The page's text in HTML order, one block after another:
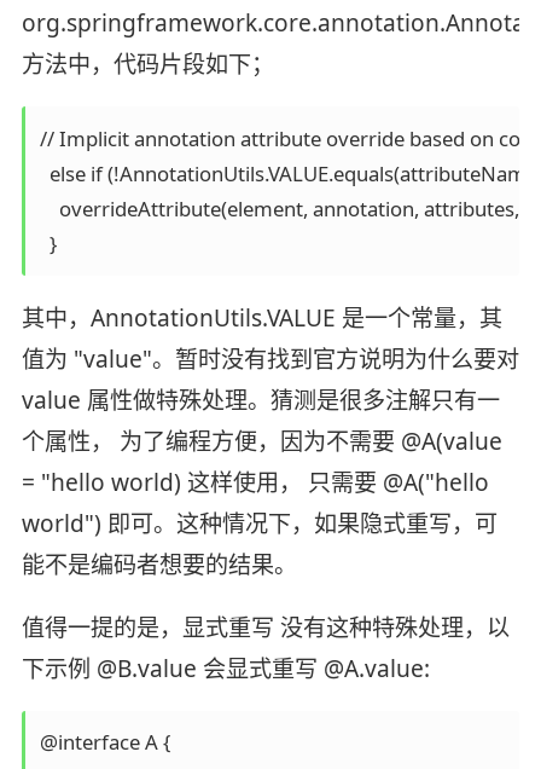
方法中，代码片段如下；
// Implicit annotation attribute override based on
else if
overrideAttribute(element, annotation,
  }
其中，AnnotationUtils.VALUE 是一个常量，其
值为 "value"。暂时没有找到官方说明为什么要对
value 属性做特殊处理。猜测是很多注解只有一
个属性， 为了编程方便，因为不需要 @A(value
= "hello world) 这样使用， 只需要 @A("hello
world") 即可。这种情况下，如果隐式重写，可
能不是编码者想要的结果。
值得一提的是，显式重写 没有这种特殊处理，以
下示例 @B.value 会显式重写 @A.value:
@interface A {